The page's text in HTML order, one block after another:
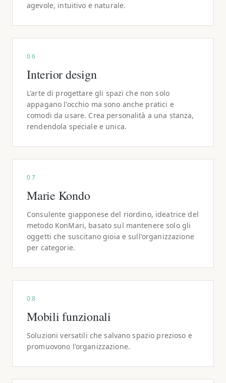
agevole, intuitivo e naturale.
06
Interior design
L'arte di progettare gli spazi che non solo
appagano l'occhio ma sono anche pratici e
comodi da usare. Crea personalità a una stanza,
rendendola speciale e unica.
07
Marie Kondo
Consulente giapponese del riordino, ideatrice del
metodo KonMari, basato sul mantenere solo gli
oggetti che suscitano gioia e sull'organizzazione
per categorie.
08
Mobili funzionali
Soluzioni versatili che salvano spazio prezioso e
promuovono l'organizzazione.